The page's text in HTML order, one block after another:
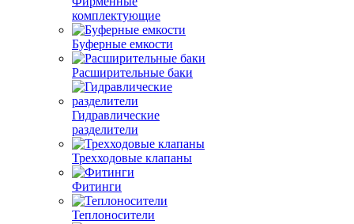
комплектующие
Буферные емкости
Расширительные баки
Гидравлические
разделители
Трехходовые клапаны
Фитинги
Теплоносители